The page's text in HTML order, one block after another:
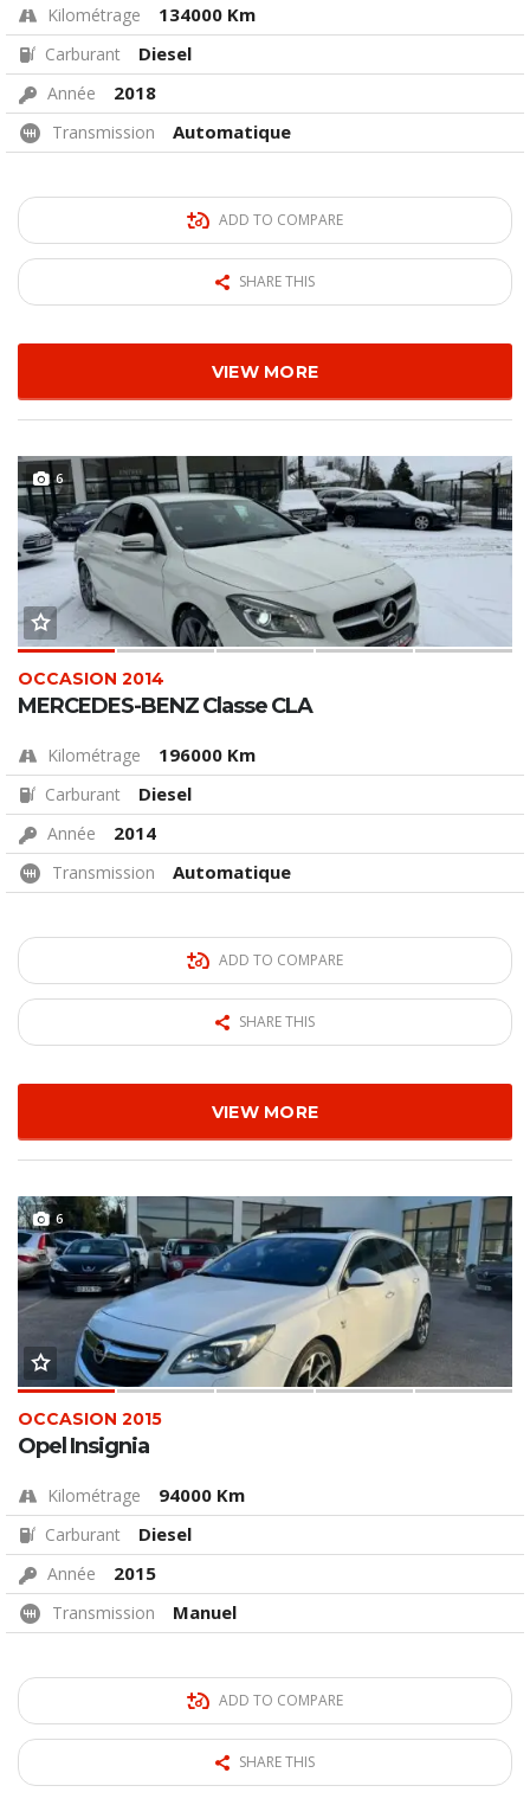
Kilométrage 134000 Km
Carburant Diesel
Année 2018
Transmission Automatique
ADD TO COMPARE
SHARE THIS
VIEW MORE
6
OCCASION 2014
MERCEDES-BENZ Classe CLA
Kilométrage 196000 Km
Carburant Diesel
Année 2014
Transmission Automatique
ADD TO COMPARE
SHARE THIS
VIEW MORE
6
OCCASION 2015
Opel Insignia
Kilométrage 94000 Km
Carburant Diesel
Année 2015
Transmission Manuel
ADD TO COMPARE
SHARE THIS